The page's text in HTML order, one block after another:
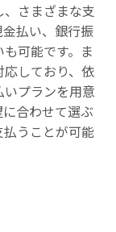
さまざまな支
払い、銀行振
可能です。ま
しており、依
プランを用意
合わせて選ぶ
うことが可能